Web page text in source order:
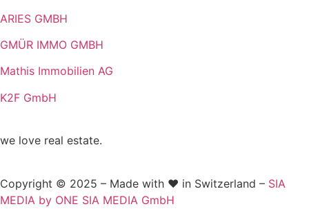
ARIES GMBH
GMÜR IMMO GMBH
Mathis Immobilien AG
K2F GmbH
we love real estate.
Copyright © 2025 – Made with ❤️ in Switzerland – SIA
MEDIA by ONE SIA MEDIA GmbH